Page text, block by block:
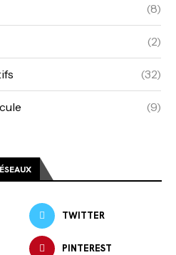
(8)
(2)
(32)
(9)
TWITTER
PINTEREST